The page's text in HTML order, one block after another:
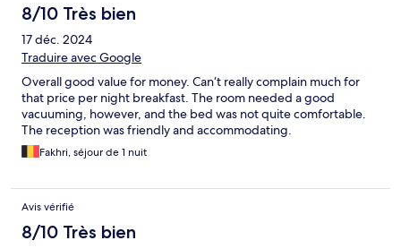
8/10 Très bien
17 déc. 2024
Traduire avec Google
Overall good value for money. Can‘t really complain much for
that price per night breakfast. The room needed a good
vacuuming, however, and the bed was not quite comfortable.
The reception was friendly and accommodating.
Fakhri, séjour de 1 nuit
Avis vérifié
8/10 Très bien